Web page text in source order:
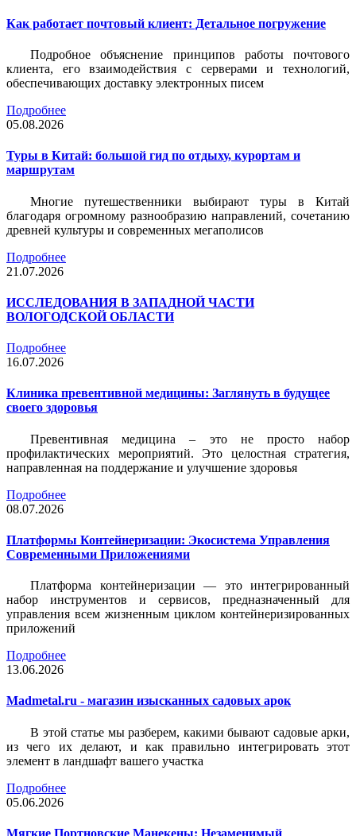
Как работает почтовый клиент: Детальное погружение
Подробное объяснение принципов работы почтового
клиента, его взаимодействия с серверами и технологий,
обеспечивающих доставку электронных писем
Подробнее
05.08.2026
Туры в Китай: большой гид по отдыху, курортам и
маршрутам
Многие путешественники выбирают туры в Китай
благодаря огромному разнообразию направлений, сочетанию
древней культуры и современных мегаполисов
Подробнее
21.07.2026
ИССЛЕДОВАНИЯ В ЗАПАДНОЙ ЧАСТИ
ВОЛОГОДСКОЙ ОБЛАСТИ
Подробнее
16.07.2026
Клиника превентивной медицины: Заглянуть в будущее
своего здоровья
Превентивная медицина – это не просто набор
профилактических мероприятий. Это целостная стратегия,
направленная на поддержание и улучшение здоровья
Подробнее
08.07.2026
Платформы Контейнеризации: Экосистема Управления
Современными Приложениями
Платформа контейнеризации — это интегрированный
набор инструментов и сервисов, предназначенный для
управления всем жизненным циклом контейнеризированных
приложений
Подробнее
13.06.2026
Madmetal.ru - магазин изысканных садовых арок
В этой статье мы разберем, какими бывают садовые арки,
из чего их делают, и как правильно интегрировать этот
элемент в ландшафт вашего участка
Подробнее
05.06.2026
Мягкие Портновские Манекены: Незаменимый